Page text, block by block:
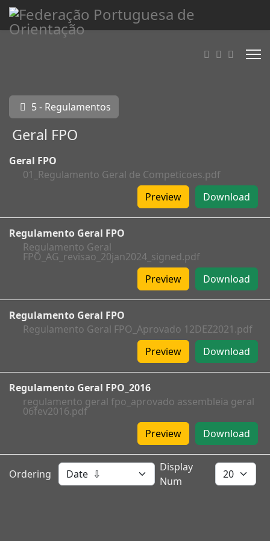
5 - Regulamentos
Geral FPO
Geral FPO
01_Regulamento Geral de Competicoes.pdf
Download
Preview
Regulamento Geral FPO
Regulamento Geral
FPO_AG_revisao_20jan2024_signed.pdf
Download
Preview
Regulamento Geral FPO
Regulamento Geral FPO_Aprovado 12DEZ2021.pdf
Download
Preview
Regulamento Geral FPO_2016
regulamento geral fpo_aprovado assembleia geral
06fev2016.pdf
Download
Preview
Ordering
Display
Num